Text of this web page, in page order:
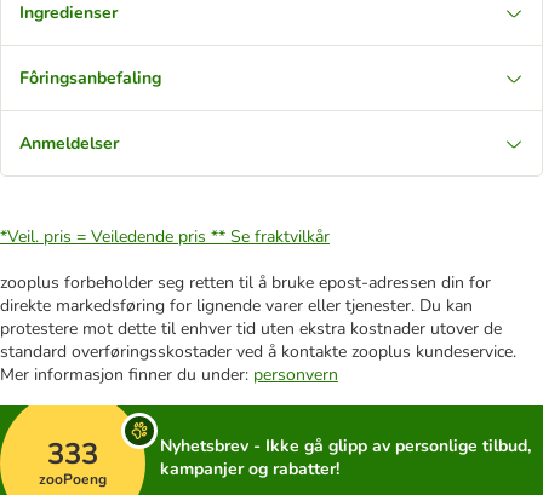
Ingredienser
Fôringsanbefaling
Anmeldelser
*Veil. pris = Veiledende pris ** Se fraktvilkår
zooplus forbeholder seg retten til å bruke epost-adressen din for
direkte markedsføring for lignende varer eller tjenester. Du kan
protestere mot dette til enhver tid uten ekstra kostnader utover de
standard overføringsskostader ved å kontakte zooplus kundeservice.
Mer informasjon finner du under: personvern
333
zooPoeng
Nyhetsbrev - Ikke gå glipp av personlige tilbud,
kampanjer og rabatter!